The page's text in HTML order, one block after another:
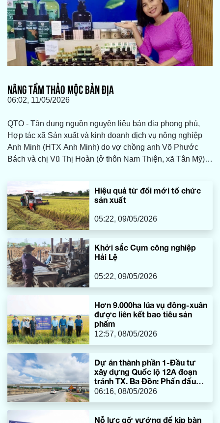
NÂNG TẦM THẢO MỘC BẢN ĐỊA
06:02, 11/05/2026
QTO - Tận dụng nguồn nguyên liệu bản địa phong phú,
Hợp tác xã Sản xuất và kinh doanh dịch vụ nông nghiệp
Anh Minh (HTX Anh Minh) do vợ chồng anh Võ Phước
Bách và chị Vũ Thị Hoàn (ở thôn Nam Thiện, xã Tân Mỹ)
Hiệu quả từ đổi mới tổ chức
sản xuất
05:22, 09/05/2026
Khởi sắc Cụm công nghiệp
Hải Lệ
05:22, 09/05/2026
Hơn 9.000ha lúa vụ đông-xuân
được liên kết bao tiêu sản
phẩm
12:57, 08/05/2026
Dự án thành phần 1-Đầu tư
xây dựng Quốc lộ 12A đoạn
tránh TX. Ba Đồn: Phấn đấu
hoàn thành đúng tiến độ
06:16, 08/05/2026
Nỗ lực gỡ vướng để kịp bàn